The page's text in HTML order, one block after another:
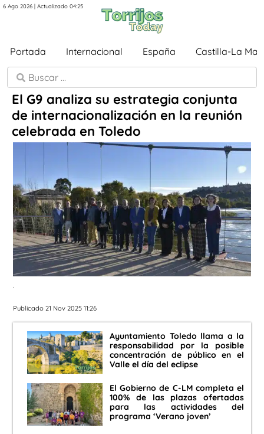
6 Ago 2026 | Actualizado 04:25
Portada Internacional España Castilla-La
El G9 analiza su estrategia conjunta
de internacionalización en la reunión
celebrada en Toledo
.
Publicado 21 Nov 2025 11:26
Ayuntamiento Toledo llama a la
responsabilidad por la posible
concentración de público en el
Valle el día del eclipse
El Gobierno de C-LM completa el
100% de las plazas ofertadas
para las actividades del
programa ‘Verano joven’